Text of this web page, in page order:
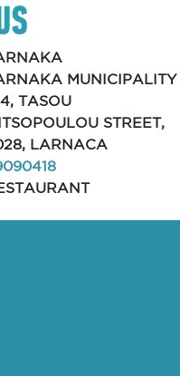
MUNICIPALITY
TASOU
STREET,
LARNACA